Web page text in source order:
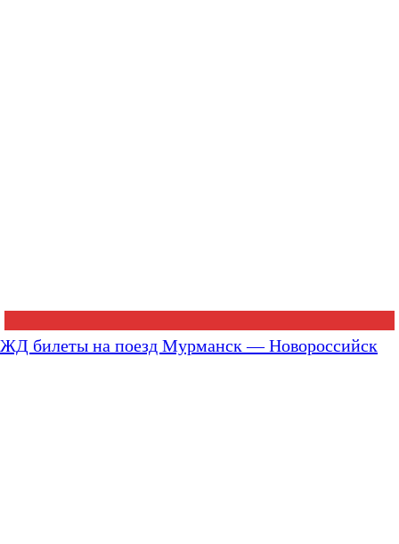
ЖД билеты на поезд Мурманск — Новороссийск